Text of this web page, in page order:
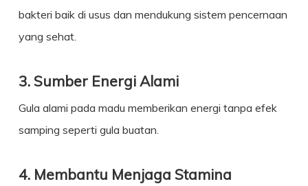
bakteri baik di usus dan mendukung sistem pencernaan
yang sehat.
3. Sumber Energi Alami
Gula alami pada madu memberikan energi tanpa efek
samping seperti gula buatan.
4. Membantu Menjaga Stamina